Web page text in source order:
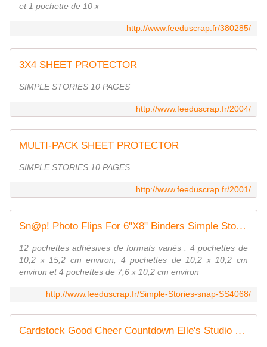
et 1 pochette de 10 x
http://www.feeduscrap.fr/380285/
3X4 SHEET PROTECTOR
SIMPLE STORIES 10 PAGES
http://www.feeduscrap.fr/2004/
MULTI-PACK SHEET PROTECTOR
SIMPLE STORIES 10 PAGES
http://www.feeduscrap.fr/2001/
Sn@p! Photo Flips For 6"X8" Binders Simple Stories Fée du Scrap
12 pochettes adhésives de formats variés : 4 pochettes de
10,2 x 15,2 cm environ, 4 pochettes de 10,2 x 10,2 cm
environ et 4 pochettes de 7,6 x 10,2 cm environ
http://www.feeduscrap.fr/Simple-Stories-snap-SS4068/
Cardstock Good Cheer Countdown Elle's Studio Fée du Scrap